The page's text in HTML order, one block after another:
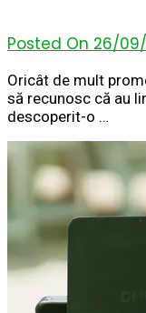
Posted On 26/09/
Oricât de mult
să recunosc că au
descoperit-o …